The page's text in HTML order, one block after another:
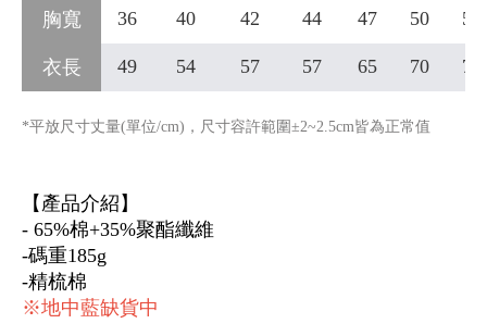
胸寬 36 40 42 44 47 50 53
衣長 49 54 57 57 65 70 72
*平放尺寸丈量(單位/cm)，尺寸容許範圍±2~2.5cm皆為正常值
【產品介紹】
- 65%棉+35%聚酯纖維
-碼重185g
-精梳棉
※地中藍缺貨中